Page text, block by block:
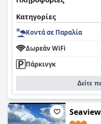
Κατηγορίες
Κοντά σε Παραλία
Δωρεάν WiFi
Πάρκινγκ
Δείτε